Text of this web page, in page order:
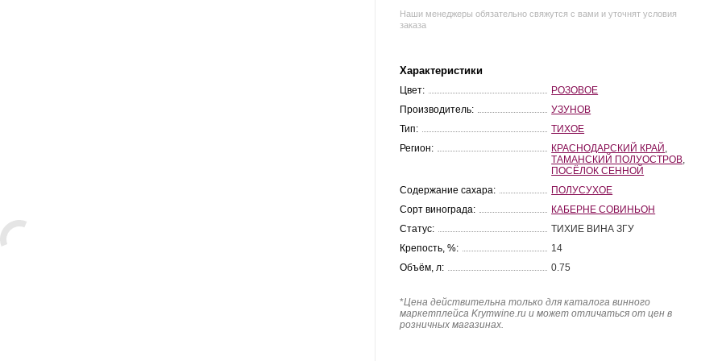
Наши менеджеры обязательно свяжутся с вами и уточнят условия
заказа
Характеристики
Цвет:
РОЗОВОЕ
Производитель:
УЗУНОВ
Тип:
ТИХОЕ
Регион:
КРАСНОДАРСКИЙ КРАЙ
ТАМАНСКИЙ ПОЛУОСТРОВ
ПОСЁЛОК СЕННОЙ
Содержание сахара:
ПОЛУСУХОЕ
Сорт винограда:
КАБЕРНЕ СОВИНЬОН
Статус:
ТИХИЕ ВИНА ЗГУ
Крепость, %:
14
Объём, л:
0.75
*Цена действительна только для каталога винного
маркетплейса Krymwine.ru и может отличаться от цен в
розничных магазинах.